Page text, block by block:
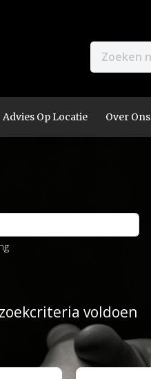
Advies Op Locatie Over Ons
voldoen